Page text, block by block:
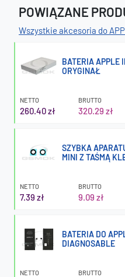
POWIĄZANE
Wszystkie akcesoria do
BATERIA APPLE
ORYGINAŁ
NETTO
260.40 zł
BRUTTO
320.29 zł
SZYBKA
MINI Z TAŚMĄ
NETTO
7.39 zł
BRUTTO
9.09 zł
BATERIA DO
DIAGNOSABLE
NETTO BRUTTO